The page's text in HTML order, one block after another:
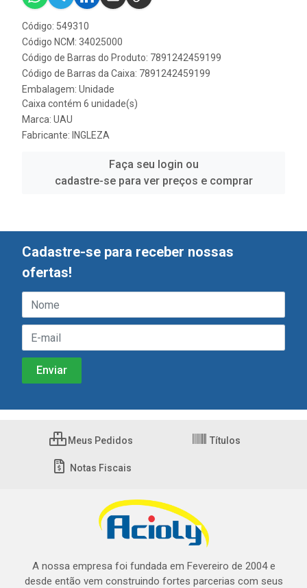
Código: 549310
Código NCM: 34025000
Código de Barras do Produto: 7891242459199
Código de Barras da Caixa: 7891242459199
Embalagem: Unidade
Caixa contém 6 unidade(s)
Marca: UAU
Fabricante: INGLEZA
Faça seu login ou
cadastre-se para ver preços e comprar
Cadastre-se para receber nossas
ofertas!
Meus Pedidos Títulos
Notas Fiscais
A nossa empresa foi fundada em Fevereiro de 2004 e
desde então vem construindo fortes parcerias com seus